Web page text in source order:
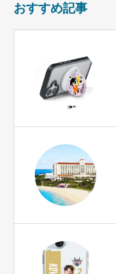
おすすめ記事